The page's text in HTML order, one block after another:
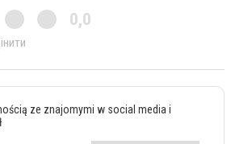
0,0
ze znajomymi w social media i